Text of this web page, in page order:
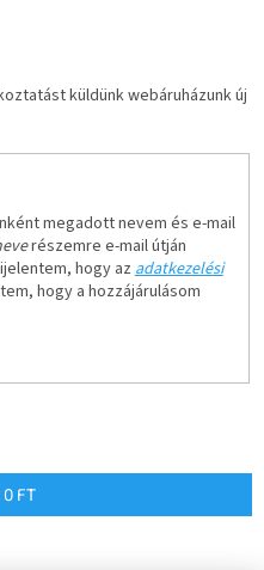
küldünk webáruházunk új
megadott nevem és e-mail
részemre e-mail útján
hogy azadatkezelési
hogy a hozzájárulásom
0 FT